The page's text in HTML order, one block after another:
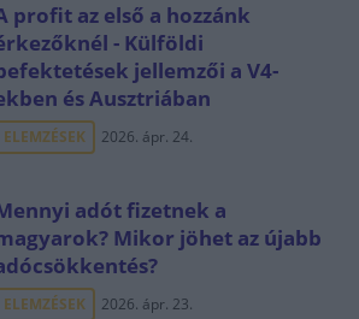
profit az első a hozzánk
- Külföldi
jellemzői a V4-
és Ausztriában
ELEMZÉSEK 2026. ápr. 24.
adót fizetnek a
Mikor jöhet az újabb
ELEMZÉSEK 2026. ápr. 23.